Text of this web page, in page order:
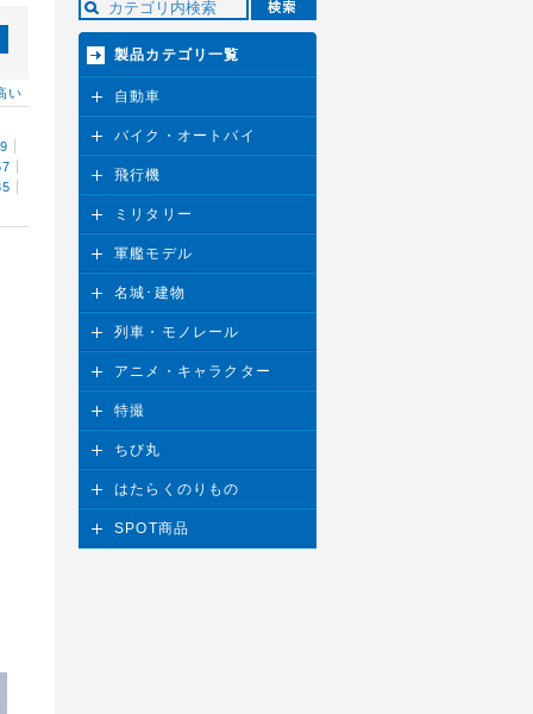
い
製品カテゴリ一覧
自動車
バイク・オートバイ
飛行機
ミリタリー
軍艦モデル
名城･建物
列車・モノレール
アニメ・キャラクター
特撮
ちび丸
はたらくのりもの
SPOT商品